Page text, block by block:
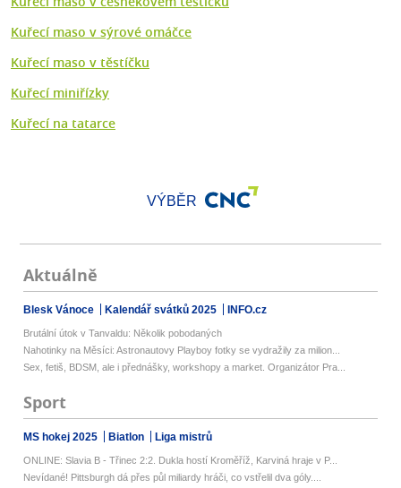
Kuřecí maso v sýrové omáčce
Kuřecí maso v těstíčku
Kuřecí miniřízky
Kuřecí na tatarce
VÝBĚR
Aktuálně
Blesk Vánoce Kalendář svátků 2025 INFO.cz
Brutální útok v Tanvaldu: Několik pobodaných
Nahotinky na Měsíci: Astronautovy Playboy fotky se vydražily za milion...
Sex, fetiš, BDSM, ale i přednášky, workshopy a market. Organizátor Pra...
Sport
MS hokej 2025 Biatlon Liga mistrů
ONLINE: Slavia B - Třinec 2:2. Dukla hostí Kroměříž, Karviná hraje v P...
Nevídané! Pittsburgh dá přes půl miliardy hráči, co vstřelil dva góly....